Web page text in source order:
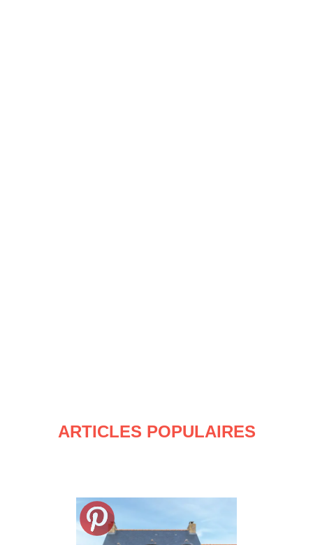
ARTICLES POPULAIRES